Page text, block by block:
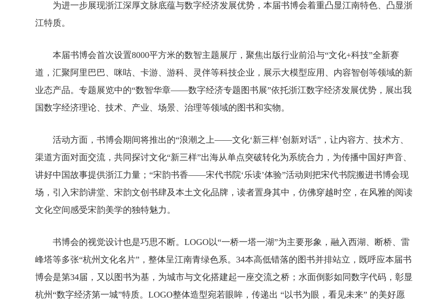
为进一步展现浙江深厚文脉底蕴与数字经济发展优势，本届书博会着重凸显江南特色、凸显浙
江特质。
本届书博会首次设置8000平方米的数智主题展厅，聚焦出版行业前沿与“文化+科技”全新赛
道，汇聚阿里巴巴、咪咕、卡游、游科、灵伴等科技企业，展示大模型应用、内容智创等领域的新
业态产品。专题展览中的“数智华章——数字经济专题图书展”依托浙江数字经济发展优势，展出我
国数字经济理论、技术、产业、场景、治理等领域的图书和实物。
活动方面 ，书博会期间将推出的“浪潮之上——文化‘新三样’创新对话”，让内容方、技术方、
渠道方面对面交流，共同探讨文化“新三样”出海从单点突破转化为系统合力，为传播中国好声音、
讲好中国故事提供浙江力量；“宋韵书香——宋代书院‘乐读’体验”活动则把宋代书院搬进书博会现
场，引入宋韵讲堂、宋韵文创书肆及本土文化品牌，读者置身其中，仿佛穿越时空，在风雅的阅读
文化空间感受宋韵美学的独特魅力。
书博会的视觉设计也是巧思不断。LOGO以“一桥一塔一湖”为主要形象，融入西湖、断桥、雷
峰塔等多张“杭州文化名片”，整体呈江南青绿色系。34本高低错落的图书并排站立，既呼应本届书
博会是第34届，又以图书为基，为城市与文化搭建起一座交流之桥；水面倒影如同数字代码，彰显
杭州“数字经济第一城”特质。LOGO整体造型宛若眼眸，传递出 “以书为眼，看见未来” 的美好愿